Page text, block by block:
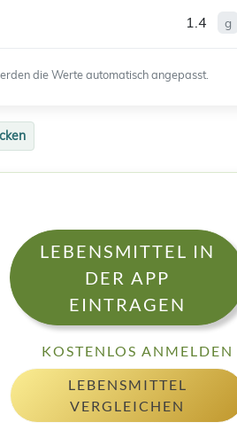
1.4 g
die Werte automatisch angepasst.
LEBENSMITTEL IN
DER APP
EINTRAGEN
KOSTENLOS ANMELDEN
LEBENSMITTEL
VERGLEICHEN